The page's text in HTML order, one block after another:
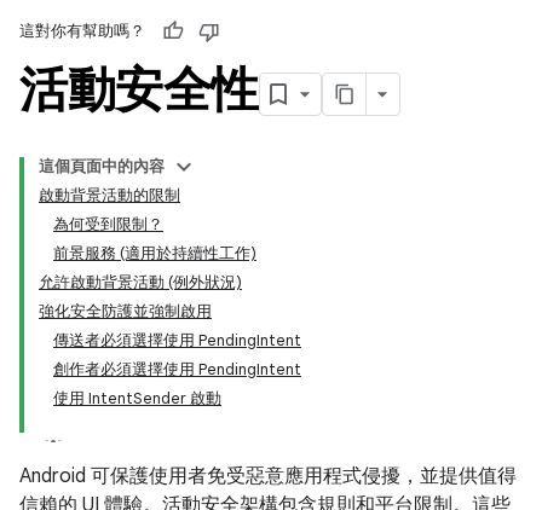
這對你有幫助嗎？
活動安全性
這個頁面中的內容
啟動背景活動的限制
為何受到限制？
前景服務 (適用於持續性工作)
允許啟動背景活動 (例外狀況)
強化安全防護並強制啟用
傳送者必須選擇使用 PendingIntent
創作者必須選擇使用 PendingIntent
使用 IntentSender 啟動
Android 可保護使用者免受惡意應用程式侵擾，並提供值得
信賴的 UI 體驗。活動安全架構包含規則和平台限制。這些